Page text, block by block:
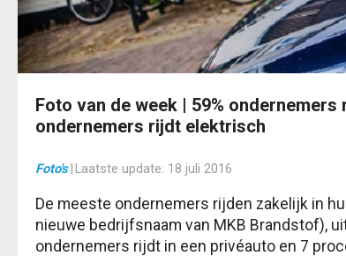
Foto van de week | 59%
ondernemers rijdt elektrisch
Foto's|Laatste update: 18 juli 2016
De meeste ondernemers rijden zakelijk in
nieuwe bedrijfsnaam van MKB Brandstof),
ondernemers rijdt in een privéauto en 7